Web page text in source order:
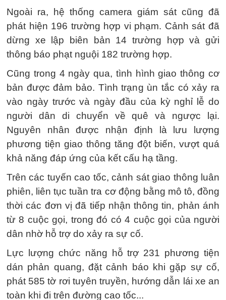
Ngoài ra, hệ thống camera giám sát cũng đã
phát hiện 196 trường hợp vi phạm. Cảnh sát đã
dừng xe lập biên bản 14 trường hợp và gửi
thông báo phạt nguội 182 trường hợp.
Cũng trong 4 ngày qua, tình hình giao thông cơ
bản được đảm bảo. Tình trạng ùn tắc có xảy ra
vào ngày trước và ngày đầu của kỳ nghỉ lễ do
người dân di chuyển về quê và ngược lại.
Nguyên nhân được nhận định là lưu lượng
phương tiện giao thông tăng đột biến, vượt quá
khả năng đáp ứng của kết cấu hạ tầng.
Trên các tuyến cao tốc, cảnh sát giao thông luân
phiên, liên tục tuần tra cơ động bằng mô tô, đồng
thời các đơn vị đã tiếp nhận thông tin, phản ánh
từ 8 cuộc gọi, trong đó có 4 cuộc gọi của người
dân nhờ hỗ trợ do xảy ra sự cố.
Lực lượng chức năng hỗ trợ 231 phương tiện
dán phản quang, đặt cảnh báo khi gặp sự cố,
phát 585 tờ rơi tuyên truyền, hướng dẫn lái xe an
toàn khi đi trên đường cao tốc...